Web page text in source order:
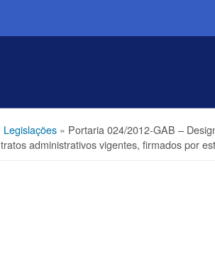
Legislações» Portaria 024/2012-GAB –
administrativos vigentes, firmados por